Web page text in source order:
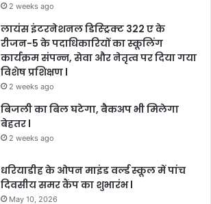
2 weeks ago
लायंस इंटरनेशनल डिस्ट्रिक्ट 322 ए के
रीजन-5 के पदाधिकारियों का स्कूलिंग
कार्यक्रम संपन्न, सेवा और नेतृत्व पर दिया गया
विशेष प्रशिक्षण l
2 weeks ago
बिजली का बिल घटेगा, बैकअप भी मिलेगा
बेहतर l
2 weeks ago
धरियाडीह के ओपन माइंड वर्ल्ड स्कूल में पांच
दिवसीय समर कैंप का शुभारंभ l
May 10, 2026